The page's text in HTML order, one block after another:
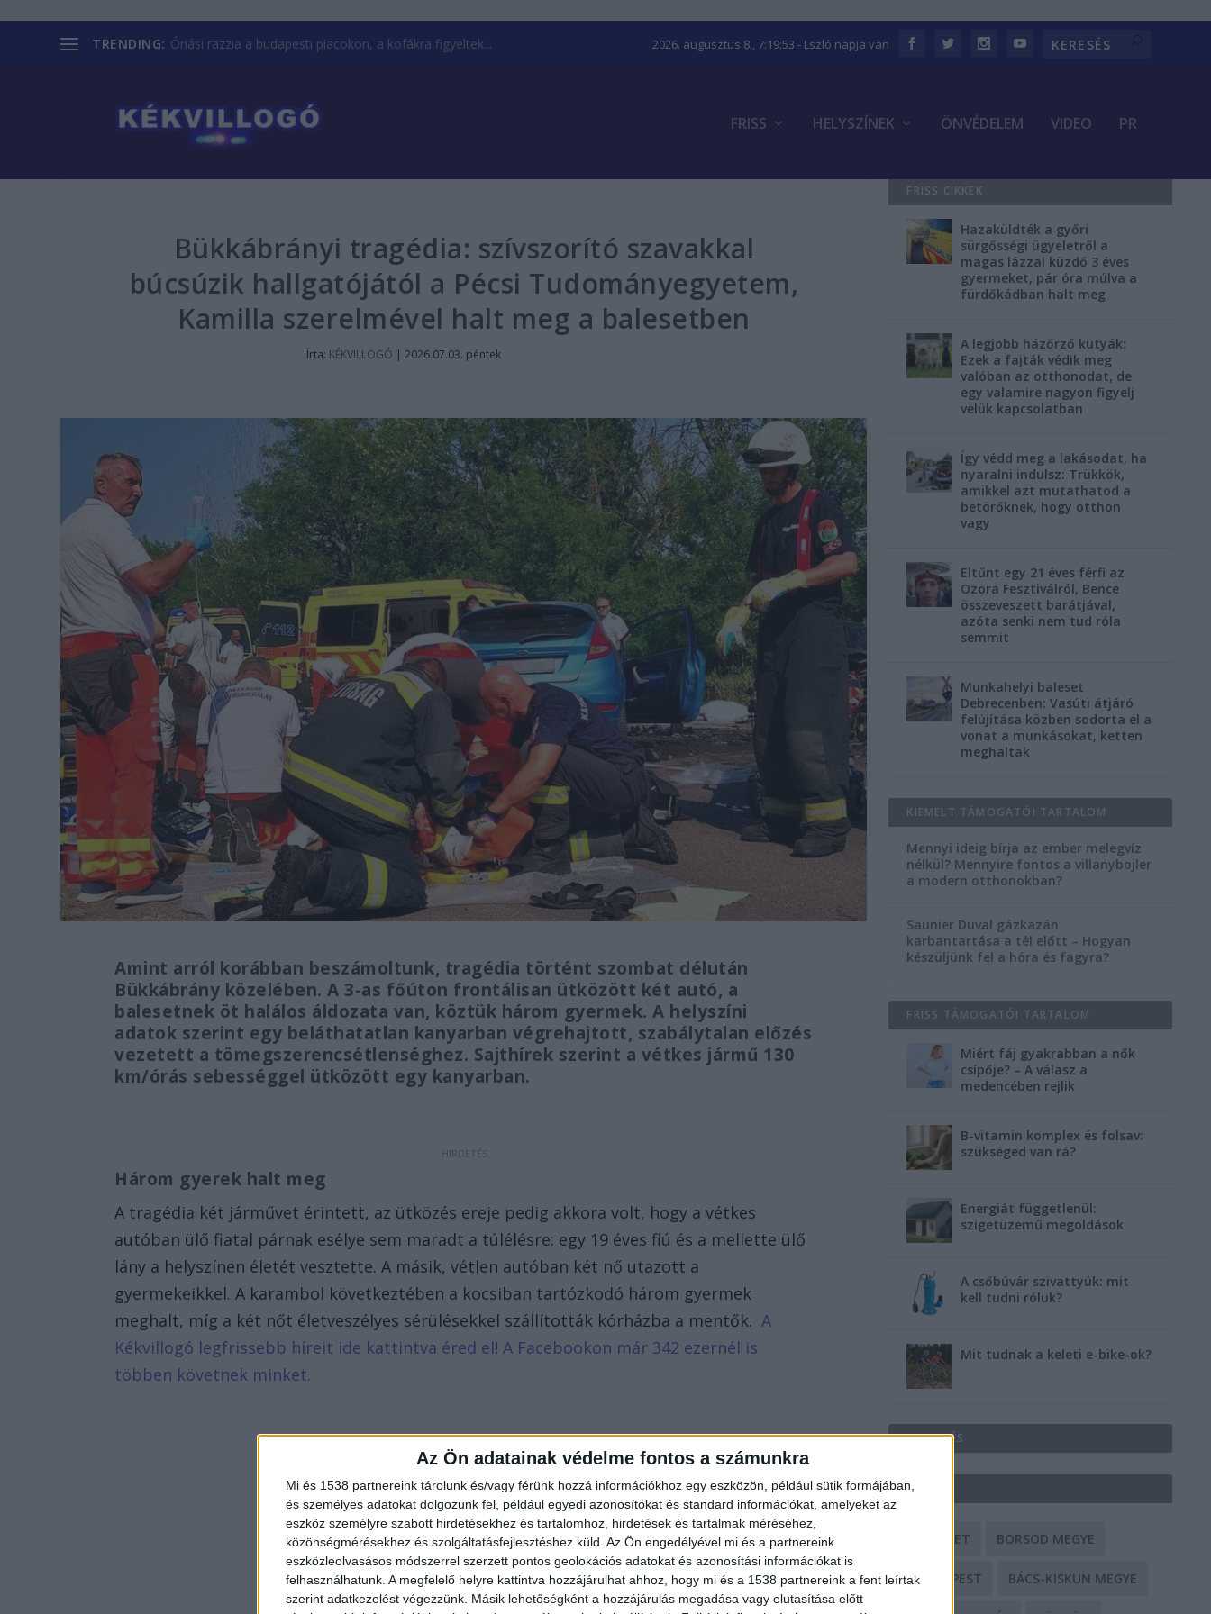
Az Ön adatainak védelme fontos a számunkra
Mi és 1538 partnereink tárolunk és/vagy férünk hozzá információkhoz egy eszközön, például sütik formájában,
és személyes adatokat dolgozunk fel, például egyedi azonosítókat és standard információkat, amelyeket az
eszköz személyre szabott hirdetésekhez és tartalomhoz, hirdetések és tartalmak méréséhez,
közönségmérésekhez és szolgáltatásfejlesztéshez küld. Az Ön engedélyével mi és a partnereink
eszközleolvasásos módszerrel szerzett pontos geolokációs adatokat és azonosítási információkat is
felhasználhatunk. A megfelelő helyre kattintva hozzájárulhat ahhoz, hogy mi és a 1538 partnereink a fent leírtak
szerint adatkezelést végezzünk. Másik lehetőségként a hozzájárulás megadása vagy elutasítása előtt
TRENDING: Óriási razzia a budapesti piacokon, a kofákra figyeltek... 2026. augusztus 8., 7:19:54 - Lszló napja van
FRISS HELYSZÍNEK ÖNVÉDELEM VIDEO PR
Bükkábrányi tragédia: szívszorító szavakkal
búcsúzik hallgatójától a Pécsi Tudományegyetem,
Kamilla szerelmével halt meg a balesetben
Írta: KÉKVILLOGÓ |2026.07.03. péntek
Amint arról korábban beszámoltunk, tragédia történt szombat délután
Bükkábrány közelében. A 3-as főúton frontálisan ütközött két autó, a
balesetnek öt halálos áldozata van, köztük három gyermek. A helyszíni
adatok szerint egy beláthatatlan kanyarban végrehajtott, szabálytalan előzés
vezetett a tömegszerencsétlenséghez. Sajthírek szerint a vétkes jármű 130
km/órás sebességgel ütközött egy kanyarban.
Három gyerek halt meg
A tragédia két járművet érintett, az ütközés ereje pedig akkora volt, hogy a vétkes
autóban ülő fiatal párnak esélye sem maradt a túlélésre: egy 19 éves fiú és a mellette ülő
lány a helyszínen életét vesztette. A másik, vétlen autóban két nő utazott a
gyermekeikkel. A karambol következtében a kocsiban tartózkodó három gyermek
meghalt, míg a két nőt életveszélyes sérülésekkel szállították kórházba a mentők.A
Kékvillogó legfrissebb híreit ide kattintva éred el! A Facebookon már 342 ezernél is
többen követnek minket.
FRISS CIKKEK
Hazaküldték a győri
sürgősségi ügyeletről a
magas lázzal küzdő 3 éves
gyermeket, pár óra múlva a
fürdőkádban halt meg
A legjobb házőrző kutyák:
Ezek a fajták védik meg
valóban az otthonodat, de
egy valamire nagyon figyelj
velük kapcsolatban
Így védd meg a lakásodat, ha
nyaralni indulsz: Trükkök,
amikkel azt mutathatod a
betörőknek, hogy otthon
vagy
Eltűnt egy 21 éves férfi az
Ozora Fesztiválról, Bence
összeveszett barátjával,
azóta senki nem tud róla
semmit
Munkahelyi baleset
Debrecenben: Vasúti átjáró
felújítása közben sodorta el a
vonat a munkásokat, ketten
meghaltak
KIEMELT TÁMOGATÓI TARTALOM
Mennyi ideig bírja az ember melegvíz
nélkül? Mennyire fontos a villanybojler
a modern otthonokban?
Saunier Duval gázkazán
karbantartása a tél előtt – Hogyan
készüljünk fel a hóra és fagyra?
FRISS TÁMOGATÓI TARTALOM
Miért fáj gyakrabban a nők
csípője? – A válasz a
medencében rejlik
B-vitamin komplex és folsav:
szükséged van rá?
Energiát függetlenül:
szigetüzemű megoldások
A csőbúvár szivattyúk: mit
kell tudni róluk?
Mit tudnak a keleti e-bike-ok?
HIRDETÉS
CÍMKÉK
BALESET BORSOD MEGYE
BUDAPEST BÁCS-KISKUN MEGYE